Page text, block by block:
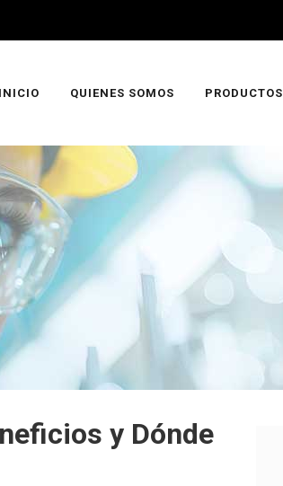
INICIO QUIENES SOMOS PRODUCTOS
y Dónde